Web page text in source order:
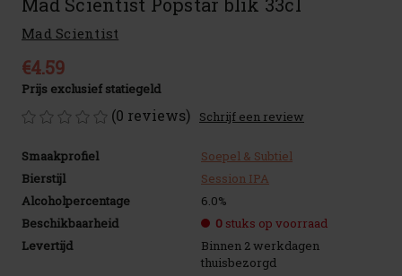
Mad Scientist
€4.59
Prijs exclusief statiegeld
(0 reviews) Schrijf een review
Smaakprofiel
Soepel & Subtiel
Bierstijl
Session IPA
Alcoholpercentage
6.0%
Beschikbaarheid
0 stuks op voorraad
Levertijd
Binnen 2 werkdagen
thuisbezorgd